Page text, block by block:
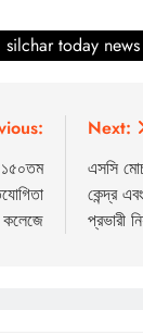
silchar today news
১৫০তম
কলেজে
Next:
এসসি
কেন্দ্র
প্রভারী